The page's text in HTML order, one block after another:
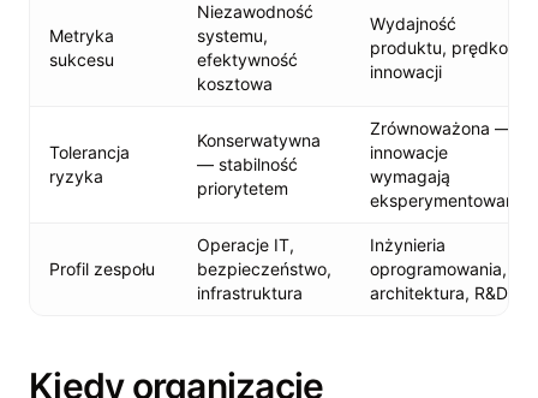
Metryka
sukcesu
Niezawodność
systemu,
efektywność
kosztowa
Wydajność
produktu, prędkość
innowacji
Tolerancja
ryzyka
Konserwatywna
— stabilność
priorytetem
Zrównoważona —
innowacje
wymagają
eksperymentowania
Profil zespołu
Operacje IT,
bezpieczeństwo,
infrastruktura
Inżynieria
oprogramowania,
architektura, R&D
Kiedy organizacje